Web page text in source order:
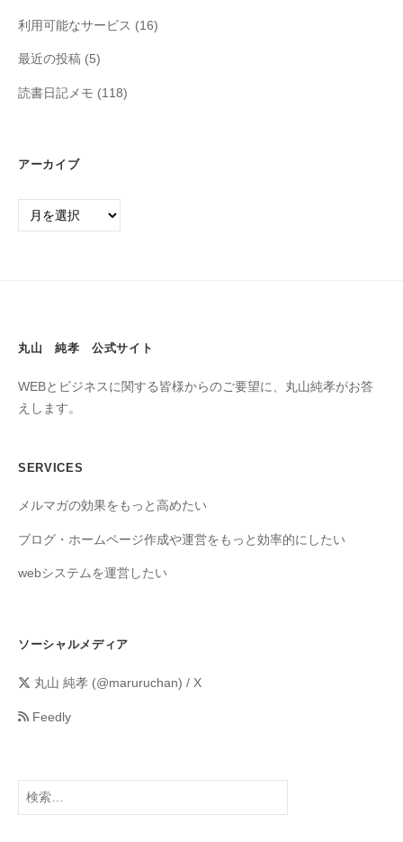
利用可能なサービス (16)
最近の投稿 (5)
読書日記メモ (118)
アーカイブ
丸山 純孝 公式サイト
WEBとビジネスに関する皆様からのご要望に、丸山純孝がお答
えします。
SERVICES
メルマガの効果をもっと高めたい
ブログ・ホームページ作成や運営をもっと効率的にしたい
webシステムを運営したい
ソーシャルメディア
丸山 純孝 (@maruruchan) / X
Feedly